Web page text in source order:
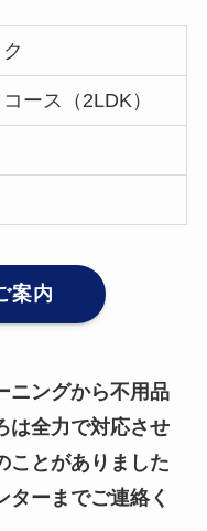
ース（2LDK）
案内
ニングから不用品
は全力で対応させ
ことがありました
ターまでご連絡く